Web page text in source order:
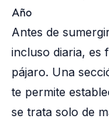
Año
Antes de
incluso diaria, es
pájaro. Una
te permite
se trata solo de